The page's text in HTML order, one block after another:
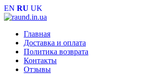
EN RU UK
Главная
Доставка и оплата
Политика возврата
Контакты
Отзывы